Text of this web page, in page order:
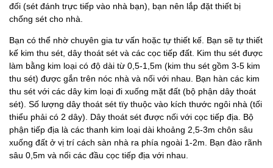
đối (sét đánh trực tiếp vào nhà bạn), bạn nên lắp đặt thiết bị
chống sét cho nhà.
Bạn có thể nhờ chuyên gia tư vấn hoặc tự thiết kế. Bạn sẽ tự thiết
kế kim thu sét, dây thoát sét và các cọc tiếp đất. Kim thu sét được
làm bằng kim loại có độ dài từ 0,5-1,5m (kim thu sét gồm 3-5 kim
thu sét) được gắn trên nóc nhà và nối với nhau. Bạn hàn các kim
thu sét với các dây kim loại đi xuống mặt đất (bộ phận dây thoát
sét). Số lượng dây thoát sét tïy thuộc vào kích thước ngôi nhà (tối
thiểu phải có 2 dây). Dây thoát sét được nối với cọc tiếp địa. Bộ
phận tiếp địa là các thanh kim loại dài khoảng 2,5-3m chôn sâu
xuống đất ở vị trí cách sàn nhà ra phía ngoài 1-2m. Bạn đào rãnh
sâu 0,5m và nối các đầu cọc tiếp địa với nhau.